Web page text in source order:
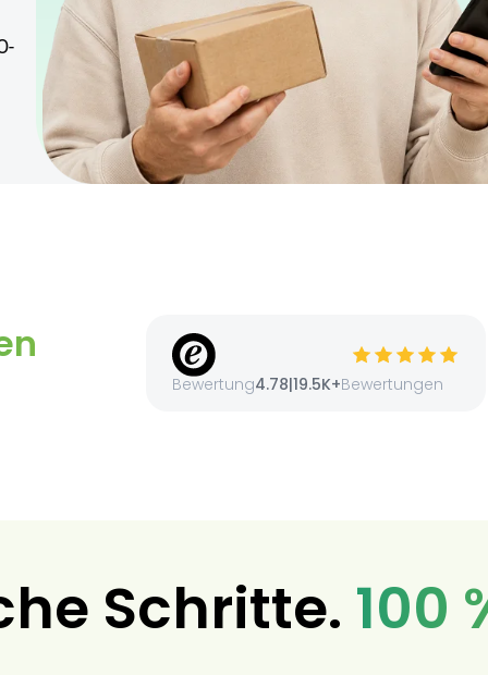
18 Jahren geeignet.
Bewertung4.78|19.5K+Bewertungen
Schritte. 100